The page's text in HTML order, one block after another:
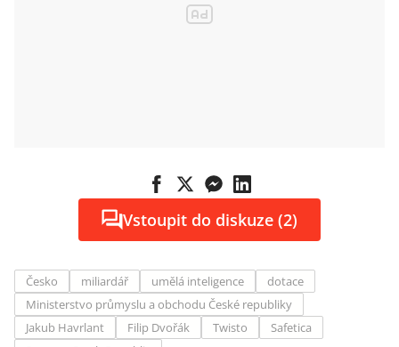
Vstoupit do diskuze (2)
Česko miliardář umělá inteligence
dotace
Ministerstvo průmyslu a obchodu České republiky
Jakub Havrlant
Filip Dvořák Twisto
Safetica